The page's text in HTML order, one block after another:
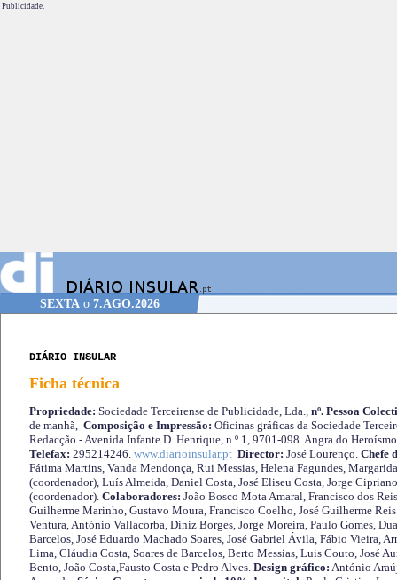
Publicidade.
SEXTA o 7.AGO.2026
DIÁRIO INSULAR
Ficha técnica
Propriedade: Sociedade Terceirense de Publicidade, Lda., nº. Pessoa
de manhã, Composição e Impressão: Oficinas gráficas da Sociedade
Redacção - Avenida Infante D. Henrique, n.º 1, 9701-098 Angra do
Telefax: 295214246. www.diarioinsular.pt Director: José Lourenço. Chefe
Fátima Martins, Vanda Mendonça, Rui Messias, Helena Fagundes,
(coordenador), Luís Almeida, Daniel Costa, José Eliseu Costa, Jorge
(coordenador). Colaboradores: João Bosco Mota Amaral, Francisco dos
Guilherme Marinho, Gustavo Moura, Francisco Coelho, José Guilherme
Ventura, António Vallacorba, Diniz Borges, Jorge Moreira, Paulo Gomes,
Barcelos, José Eduardo Machado Soares, José Gabriel Ávila, Fábio Vieira,
Lima, Cláudia Costa, Soares de Barcelos, Berto Messias, Luis Couto, José
Bento, João Costa,Fausto Costa e Pedro Alves. Design gráfico: António